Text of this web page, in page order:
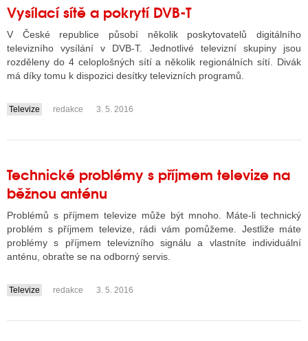
Vysílací sítě a pokrytí DVB-T
V České republice působí několik poskytovatelů digitálního
televizního vysílání v DVB-T. Jednotlivé televizní skupiny jsou
rozděleny do 4 celoplošných sítí a několik regionálních sítí. Divák
má díky tomu k dispozici desítky televizních programů.
....
Televize redakce 3. 5. 2016
Technické problémy s příjmem televize na
běžnou anténu
Problémů s příjmem televize může být mnoho. Máte-li technický
problém s příjmem televize, rádi vám pomůžeme. Jestliže máte
problémy s příjmem televizního signálu a vlastníte individuální
anténu, obraťte se na odborný servis.
....
Televize redakce 3. 5. 2016